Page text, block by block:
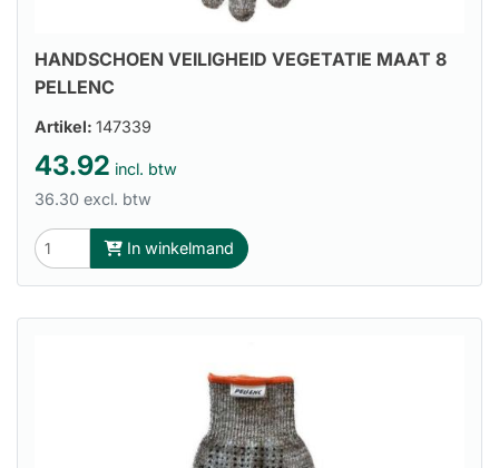
HANDSCHOEN VEILIGHEID VEGETATIE MAAT 8
PELLENC
Artikel: 147339
43.92 incl. btw
36.30 excl. btw
In winkelmand